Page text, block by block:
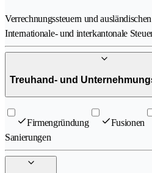
Verrechnungssteuern und
Internationale- und interkantonale
Treuhand- und
Firmengründung Fusionen
Sanierungen